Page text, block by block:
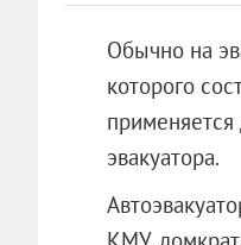
Обычно на
которого
эвакуатора.